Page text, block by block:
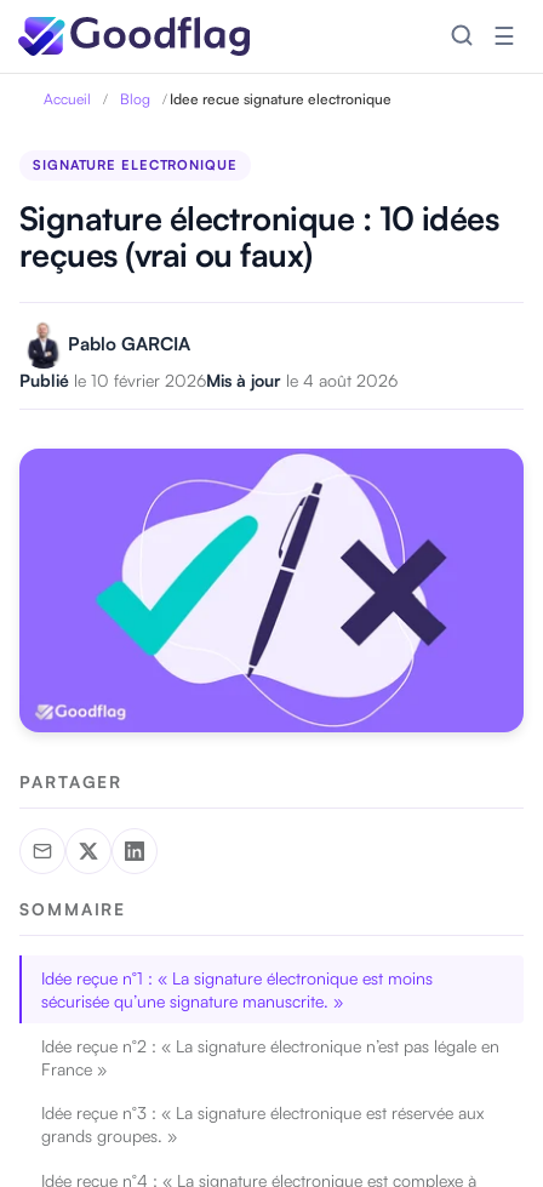
☰
Accueil / Blog / Idee recue signature electronique
SIGNATURE ELECTRONIQUE
Signature électronique : 10 idées
reçues (vrai ou faux)
Pablo GARCIA
Publié le 10 février 2026Mis à jour le 4 août 2026
PARTAGER
SOMMAIRE
Idée reçue n°1 : « La signature électronique est moins
sécurisée qu’une signature manuscrite. »
Idée reçue n°2 : « La signature électronique n’est pas légale en
France »
Idée reçue n°3 : « La signature électronique est réservée aux
grands groupes. »
Idée reçue n°4 : « La signature électronique est complexe à